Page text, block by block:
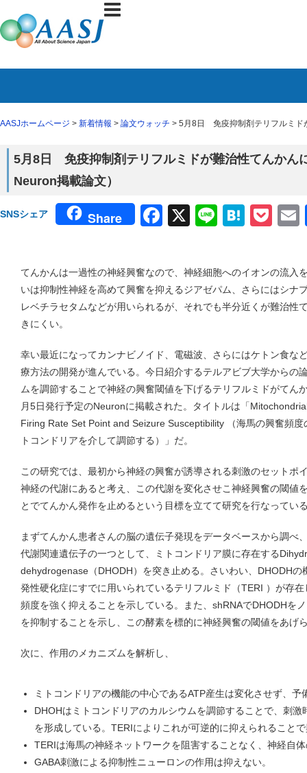
AASJホームページ > 新着情報 > 論文ウォッチ > 5月8日 免疫抑制剤テリフルミド
5月8日 免疫抑制剤テリフルミドが難治性てんかん
Neuron掲載論文）
SNSシェア Share Facebook
X Line
てんかんは一過性の神経興奮なので、神経細胞へのイオンの流入
いは抑制性神経を高めて興奮を抑えるジアゼパム、さらにはシナ
レベチラセタムなどが用いられるが、それでも半分近くが難治性
きにくい。
幸い最近になってカンナビノイド、電磁波、さらにはケトン食な
療方法の開発が進んでいる。今日紹介するテルアビブ大学からの
ムを調節することで神経の興奮閾値を下げるテリフルミドがてん
月5日発行予定のNeuronに掲載された。タイトルは「
Firing Rate Set Point and Seizure Susceptibility （海馬の興奮頻
トコンドリアを介して調節する）」だ。
この研究では、最初から神経の興奮が誘導される刺激のセットポ
神経の代謝にあると考え、この代謝を変化させこ神経興奮の閾値
とでてんかん発作を止めるという目標を立てて研究を行なってい
まずてんかん患者さんの脳の遺伝子発現をデータベースから調べ
代謝関連遺伝子の一つとして、ミトコンドリア膜に存在する
dehydrogenase（DHODH）を突き止める。さいわい、DHODH
発性硬化症にすでに用いられているテリフルミド（TERI ）が存
頻度を強く抑えることを示している。また、shRNAでDHODHを
を抑制することを示し、この酵素を標的に神経興奮の閾値をあげ
次に、作用のメカニズムを解析し、
ミトコンドリアの機能の中心であるATP産生は変化させず、予
DHOHはミトコンドリアのカルシウムを調節することで、刺
を形成している。TERIによりこれが可逆的に抑えられること
TERIは海馬の神経ネットワークを阻害することなく、神経自
GABA刺激による抑制性ニューロンの作用は抑えない。